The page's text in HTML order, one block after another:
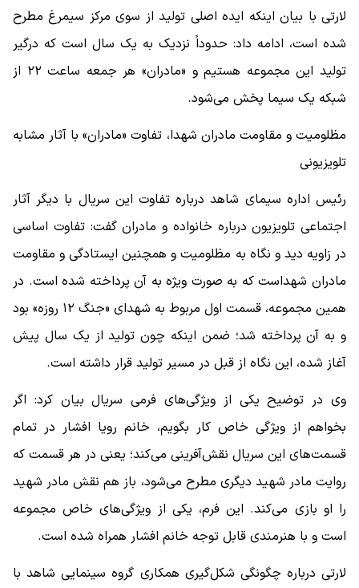
لارتی با بیان اینکه ایده اصلی تولید از سوی مرکز سیمرغ مطرح
شده است، ادامه داد: حدوداً نزدیک به یک سال است که درگیر
تولید این مجموعه هستیم و «مادران» هر جمعه ساعت ۲۲ از
شبکه یک سیما پخش می‌شود.
مظلومیت و مقاومت مادران شهدا، تفاوت «مادران» با آثار مشابه
تلویزیونی
رئیس اداره سیمای شاهد درباره تفاوت این سریال با دیگر آثار
اجتماعی تلویزیون درباره خانواده و مادران گفت: تفاوت اساسی
در زاویه دید و نگاه به مظلومیت و همچنین ایستادگی و مقاومت
مادران شهداست که به صورت ویژه به آن پرداخته شده است. در
همین مجموعه، قسمت اول مربوط به شهدای «جنگ ۱۲ روزه» بود
و به آن پرداخته شد؛ ضمن اینکه چون تولید از یک سال پیش
آغاز شده، این نگاه از قبل در مسیر تولید قرار داشته است.
وی در توضیح یکی از ویژگی‌های فرمی سریال بیان کرد: اگر
بخواهم از ویژگی خاص کار بگویم، خانم رویا افشار در تمام
قسمت‌های این سریال نقش‌آفرینی می‌کند؛ یعنی در هر قسمت که
روایت مادر شهید دیگری مطرح می‌شود، باز هم نقش مادر شهید
را او بازی می‌کند. این فرم، یکی از ویژگی‌های خاص مجموعه
است و با هنرمندی قابل توجه خانم افشار همراه شده است.
لارتی درباره چگونگی شکل‌گیری همکاری گروه سینمایی شاهد با